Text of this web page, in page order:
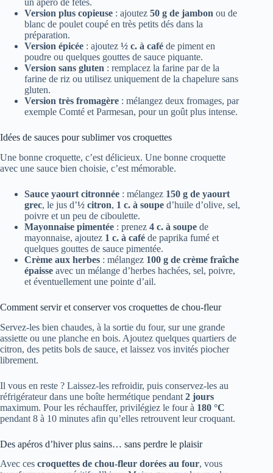
un apéro de fêtes.
Version plus copieuse : ajoutez 50 g de jambon ou de
blanc de poulet coupé en très petits dés dans la
préparation.
Version épicée : ajoutez ½ c. à café de piment en
poudre ou quelques gouttes de sauce piquante.
Version sans gluten : remplacez la farine par de la
farine de riz ou utilisez uniquement de la chapelure sans
gluten.
Version très fromagère : mélangez deux fromages, par
exemple Comté et Parmesan, pour un goût plus intense.
Idées de sauces pour sublimer vos croquettes
Une bonne croquette, c’est délicieux. Une bonne croquette
avec une sauce bien choisie, c’est mémorable.
Sauce yaourt citronnée : mélangez 150 g de yaourt
grec, le jus d’½ citron, 1 c. à soupe d’huile d’olive, sel,
poivre et un peu de ciboulette.
Mayonnaise pimentée : prenez 4 c. à soupe de
mayonnaise, ajoutez 1 c. à café de paprika fumé et
quelques gouttes de sauce pimentée.
Crème aux herbes : mélangez 100 g de crème fraîche
épaisse avec un mélange d’herbes hachées, sel, poivre,
et éventuellement une pointe d’ail.
Comment servir et conserver vos croquettes de chou-fleur
Servez-les bien chaudes, à la sortie du four, sur une grande
assiette ou une planche en bois. Ajoutez quelques quartiers de
citron, des petits bols de sauce, et laissez vos invités piocher
librement.
Il vous en reste ? Laissez-les refroidir, puis conservez-les au
réfrigérateur dans une boîte hermétique pendant 2 jours
maximum. Pour les réchauffer, privilégiez le four à 180 °C
pendant 8 à 10 minutes afin qu’elles retrouvent leur croquant.
Des apéros d’hiver plus sains… sans perdre le plaisir
Avec ces croquettes de chou-fleur dorées au four, vous